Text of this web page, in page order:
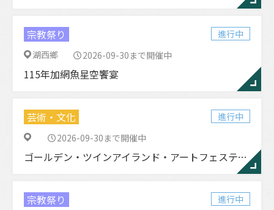
宗教祭り
進行中
湖西鄉
2026-09-30まで開催中
115年加網魚星空饗宴
芸術・文化
進行中
2026-09-30まで開催中
ゴールデン・ツインアイランド・アートフェスティバル
宗教祭り
進行中